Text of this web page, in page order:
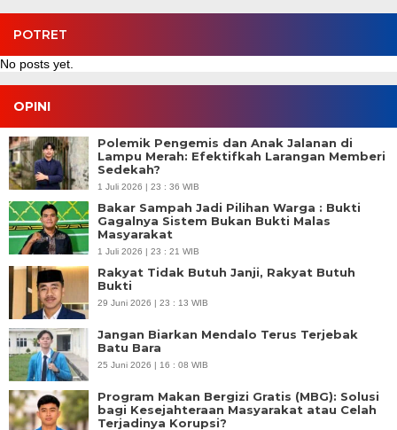
POTRET
No posts yet.
OPINI
Polemik Pengemis dan Anak Jalanan di
Lampu Merah: Efektifkah Larangan Memberi
Sedekah?
1 Juli 2026 | 23 : 36 WIB
Bakar Sampah Jadi Pilihan Warga : Bukti
Gagalnya Sistem Bukan Bukti Malas
Masyarakat
1 Juli 2026 | 23 : 21 WIB
Rakyat Tidak Butuh Janji, Rakyat Butuh
Bukti
29 Juni 2026 | 23 : 13 WIB
Jangan Biarkan Mendalo Terus Terjebak
Batu Bara
25 Juni 2026 | 16 : 08 WIB
Program Makan Bergizi Gratis (MBG): Solusi
bagi Kesejahteraan Masyarakat atau Celah
Terjadinya Korupsi?